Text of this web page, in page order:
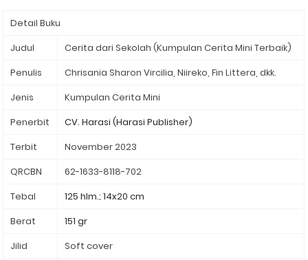
Detail Buku
Judul
Cerita dari Sekolah (Kumpulan Cerita Mini Terbaik)
Penulis
Chrisania Sharon Vircilia, Niireko, Fin Littera, dkk.
Jenis
Kumpulan Cerita Mini
Penerbit
Terbit
November 2023
QRCBN
62-1633-8118-702
Tebal
125 hlm.; 14x20 cm
Berat
151 gr
Jilid
Soft cover